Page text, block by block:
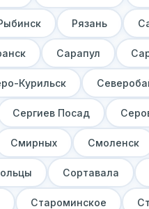
Рязань
Сарапул
Курильск
Сергиев Посад
Смирных Смоленск
Сортавала
Староминское